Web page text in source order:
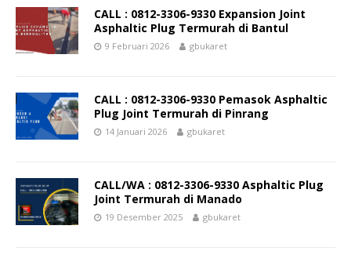
CALL : 0812-3306-9330 Expansion Joint
Asphaltic Plug Termurah di Bantul
9 Februari 2026 gbukaret
CALL : 0812-3306-9330 Pemasok Asphaltic
Plug Joint Termurah di Pinrang
14 Januari 2026 gbukaret
CALL/WA : 0812-3306-9330 Asphaltic Plug
Joint Termurah di Manado
19 Desember 2025 gbukaret